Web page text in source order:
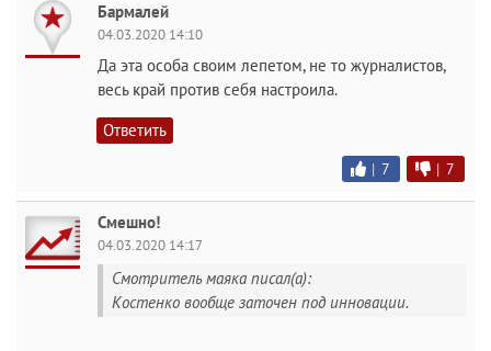
Бармалей
04.03.2020 14:10
Да эта особа своим лепетом, не то журналистов,
весь край против себя настроила.
Ответить
| 7 | 7
Смешно!
04.03.2020 14:17
Смотритель маяка писал(а):
Костенко вообще заточен под инновации.